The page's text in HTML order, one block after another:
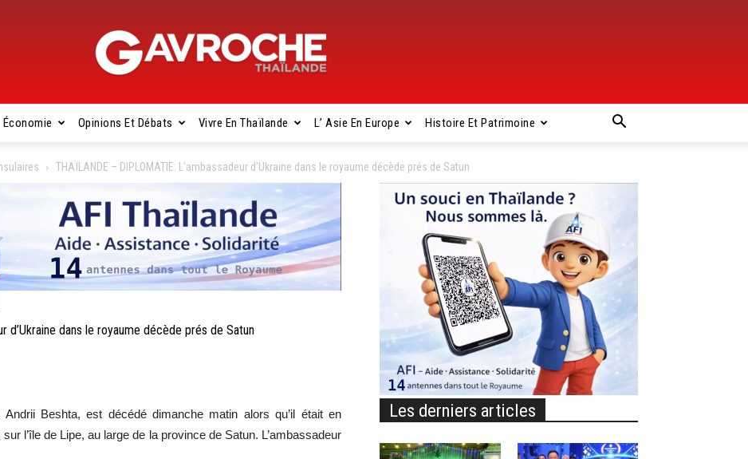
Gavroche
Thaïlande
Économie Opinions Et Débats Vivre En Thaïlande L’ Asie En Europe Histoire Et Patrimoine
THAÏLANDE – DIPLOMATIE: L’ambassadeur d’Ukraine dans le royaume décède prés de Satun
d’Ukraine dans le royaume décède prés de Satun
Andrii Beshta, est décédé dimanche matin alors qu’il était en
l’île de Lipe, au large de la province de Satun. L’ambassadeur
Les derniers articles